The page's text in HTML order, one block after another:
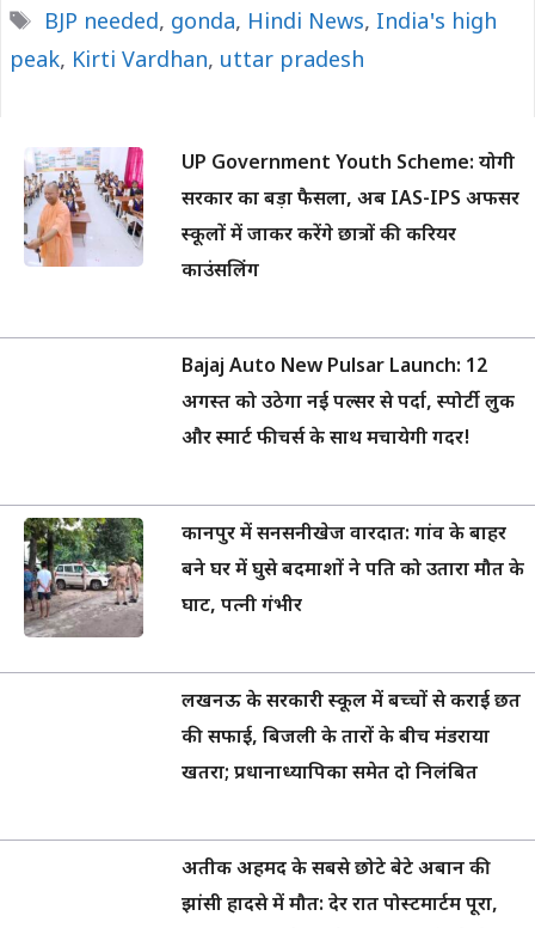
Tags
BJP needed, gonda, Hindi News, India's high
peak, Kirti Vardhan, uttar pradesh
UP Government Youth Scheme: योगी
सरकार का बड़ा फैसला, अब IAS-IPS अफसर
स्कूलों में जाकर करेंगे छात्रों की करियर
काउंसलिंग
Bajaj Auto New Pulsar Launch: 12
अगस्त को उठेगा नई पल्सर से पर्दा, स्पोर्टी लुक
और स्मार्ट फीचर्स के साथ मचायेगी गदर!
कानपुर में सनसनीखेज वारदात: गांव के बाहर
बने घर में घुसे बदमाशों ने पति को उतारा मौत के
घाट, पत्नी गंभीर
लखनऊ के सरकारी स्कूल में बच्चों से कराई छत
की सफाई, बिजली के तारों के बीच मंडराया
खतरा; प्रधानाध्यापिका समेत दो निलंबित
अतीक अहमद के सबसे छोटे बेटे अबान की
झांसी हादसे में मौत: देर रात पोस्टमार्टम पूरा,